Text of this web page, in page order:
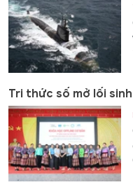
Tri thức số mở lối